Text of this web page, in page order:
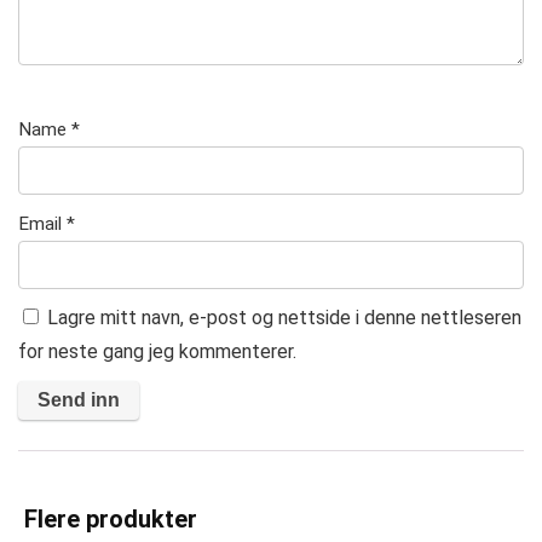
Name *
Email *
Lagre mitt navn, e-post og nettside i denne nettleseren
for neste gang jeg kommenterer.
A
tFlere produkter